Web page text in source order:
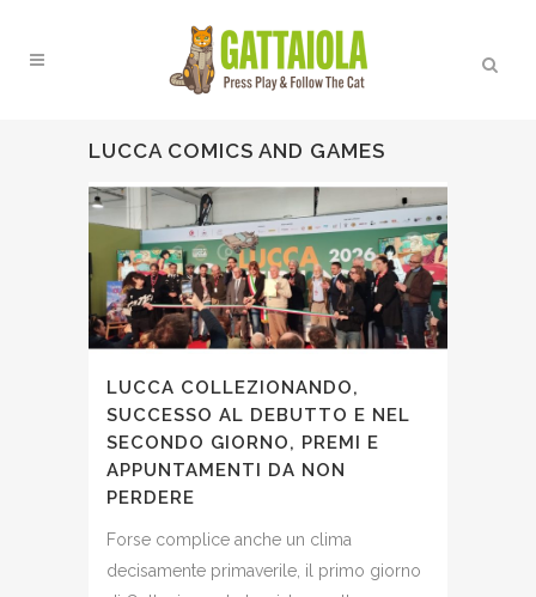
LUCCA COMICS AND GAMES
LUCCA COLLEZIONANDO,
SUCCESSO AL DEBUTTO E NEL
SECONDO GIORNO, PREMI E
APPUNTAMENTI DA NON
PERDERE
Forse complice anche un clima
decisamente primaverile, il primo giorno